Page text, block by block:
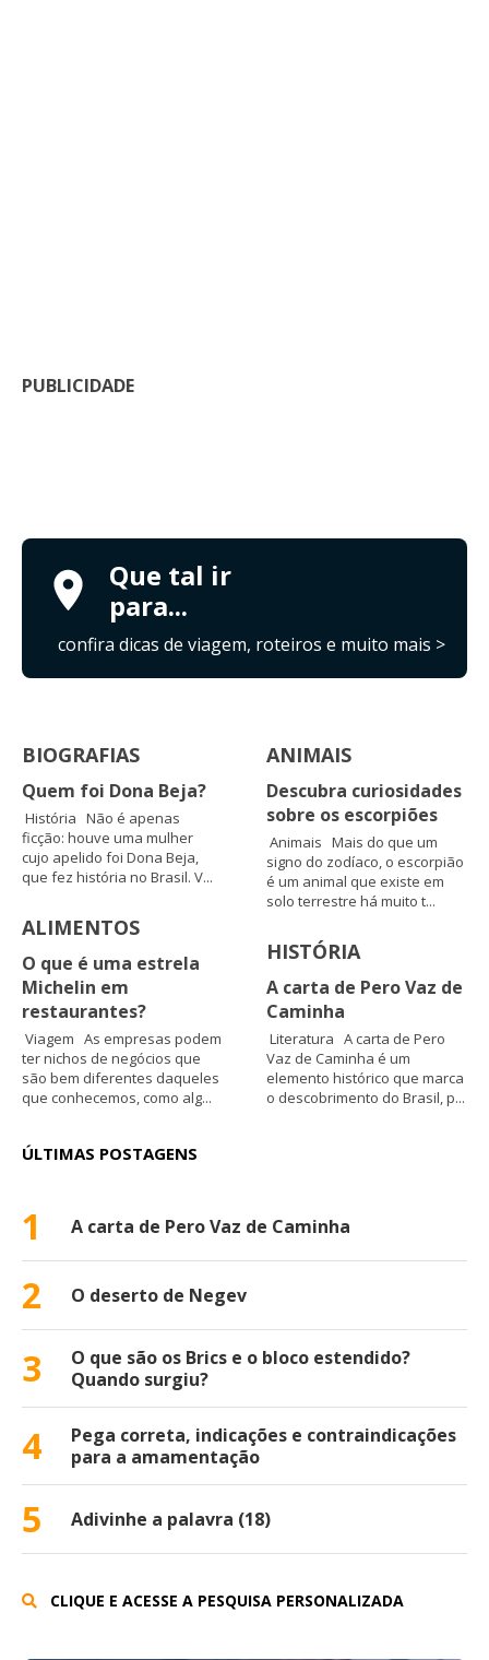
PUBLICIDADE
Que tal ir
para...
confira dicas de viagem, roteiros e muito mais >
BIOGRAFIAS
Quem foi Dona Beja?
História Não é apenas
ficção: houve uma mulher
cujo apelido foi Dona Beja,
que fez história no Brasil. V...
ALIMENTOS
O que é uma estrela
Michelin em
restaurantes?
Viagem As empresas podem
ter nichos de negócios que
são bem diferentes daqueles
que conhecemos, como alg...
ANIMAIS
Descubra curiosidades
sobre os escorpiões
Animais Mais do que um
signo do zodíaco, o escorpião
é um animal que existe em
solo terrestre há muito t...
HISTÓRIA
A carta de Pero Vaz de
Caminha
Literatura A carta de Pero
Vaz de Caminha é um
elemento histórico que marca
o descobrimento do Brasil, p...
ÚLTIMAS POSTAGENS
1 A carta de Pero Vaz de Caminha
2 O deserto de Negev
3
O que são os Brics e o bloco estendido?
Quando surgiu?
4
Pega correta, indicações e contraindicações
para a amamentação
5 Adivinhe a palavra (18)
CLIQUE E ACESSE A PESQUISA PERSONALIZADA